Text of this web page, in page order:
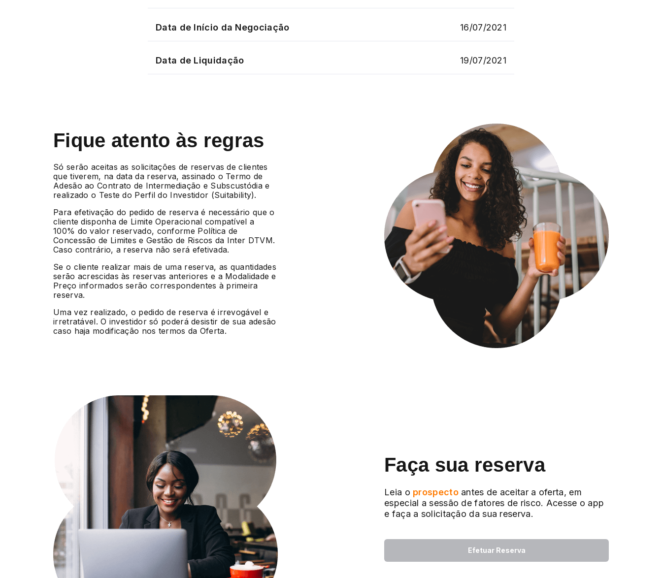
Data de Início da Negociação 16/07/2021
Data de Liquidação 19/07/2021
Fique atento às regras
Só serão aceitas as solicitações de reservas de clientes
que tiverem, na data da reserva, assinado o Termo de
Adesão ao Contrato de Intermediação e Subscustódia e
realizado o Teste do Perfil do Investidor (Suitability).
Para efetivação do pedido de reserva é necessário que o
cliente disponha de Limite Operacional compatível a
100% do valor reservado, conforme Política de
Concessão de Limites e Gestão de Riscos da Inter DTVM.
Caso contrário, a reserva não será efetivada.
Se o cliente realizar mais de uma reserva, as quantidades
serão acrescidas às reservas anteriores e a Modalidade e
Preço informados serão correspondentes à primeira
reserva.
Uma vez realizado, o pedido de reserva é irrevogável e
irretratável. O investidor só poderá desistir de sua adesão
caso haja modificação nos termos da Oferta.
Faça sua reserva
Leia o prospecto antes de aceitar a oferta, em
especial a sessão de fatores de risco. Acesse o app
e faça a solicitação da sua reserva.
Efetuar Reserva